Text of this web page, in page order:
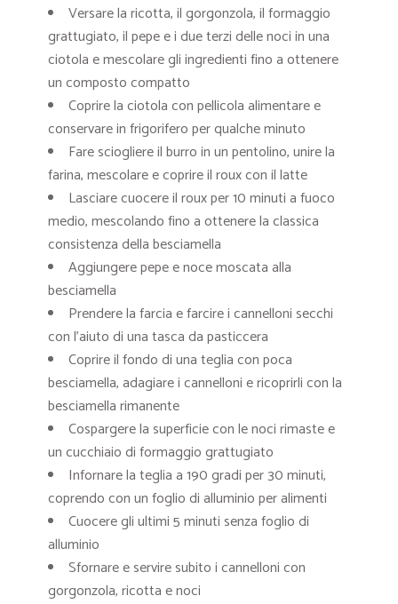
Versare la ricotta, il gorgonzola, il formaggio
grattugiato, il pepe e i due terzi delle noci in una
ciotola e mescolare gli ingredienti fino a ottenere
un composto compatto
Coprire la ciotola con pellicola alimentare e
conservare in frigorifero per qualche minuto
Fare sciogliere il burro in un pentolino, unire la
farina, mescolare e coprire il roux con il latte
Lasciare cuocere il roux per 10 minuti a fuoco
medio, mescolando fino a ottenere la classica
consistenza della besciamella
Aggiungere pepe e noce moscata alla
besciamella
Prendere la farcia e farcire i cannelloni secchi
con l’aiuto di una tasca da pasticcera
Coprire il fondo di una teglia con poca
besciamella, adagiare i cannelloni e ricoprirli con la
besciamella rimanente
Cospargere la superficie con le noci rimaste e
un cucchiaio di formaggio grattugiato
Infornare la teglia a 190 gradi per 30 minuti,
coprendo con un foglio di alluminio per alimenti
Cuocere gli ultimi 5 minuti senza foglio di
alluminio
Sfornare e servire subito i cannelloni con
gorgonzola, ricotta e noci